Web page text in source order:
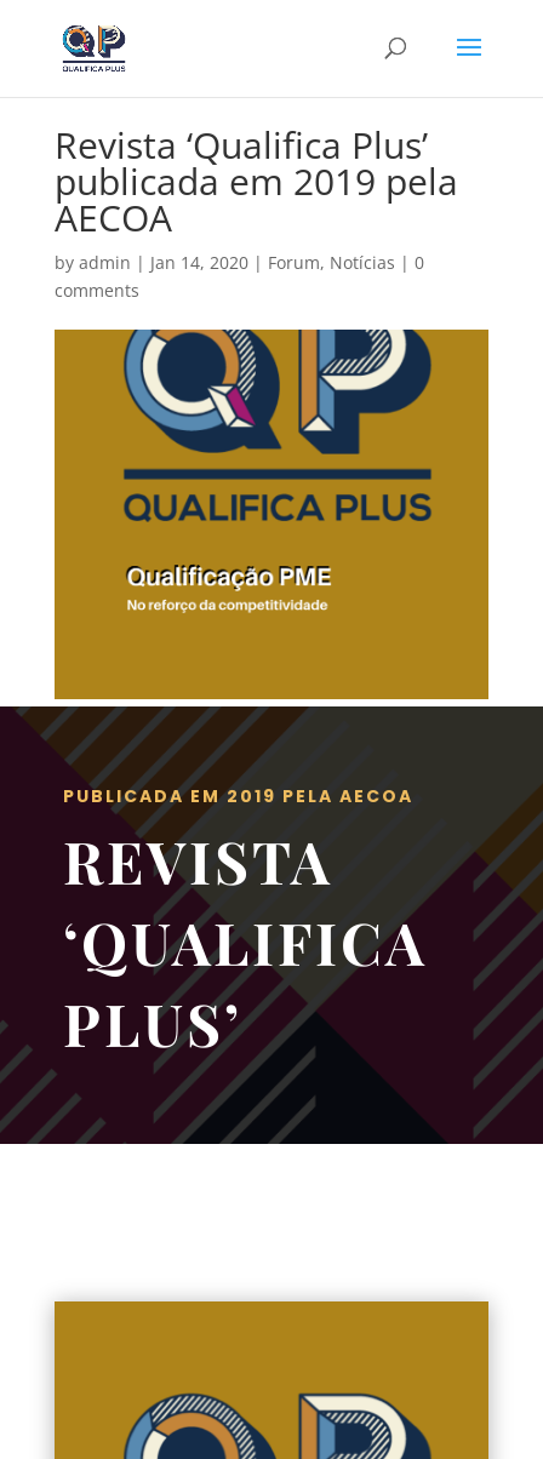
Revista ‘Qualifica Plus’
publicada em 2019 pela
AECOA
by admin | Jan 14, 2020| Forum, Notícias | 0
comments
PUBLICADA EM 2019 PELA AECOA
REVISTA
‘QUALIFICA
PLUS’